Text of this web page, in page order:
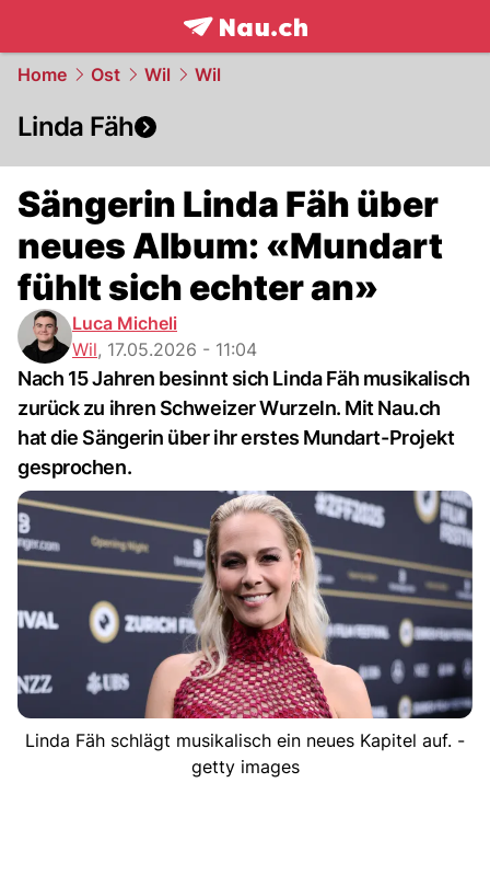
frontpage.NAU.ch
Home Ost Wil Wil
Linda Fäh
Sängerin Linda Fäh über
neues Album: «Mundart
fühlt sich echter an»
Luca Micheli
Wil, 17.05.2026 - 11:04
Nach 15 Jahren besinnt sich Linda Fäh musikalisch
zurück zu ihren Schweizer Wurzeln. Mit Nau.ch
hat die Sängerin über ihr erstes Mundart-Projekt
gesprochen.
Linda Fäh schlägt musikalisch ein neues Kapitel auf. -
getty images